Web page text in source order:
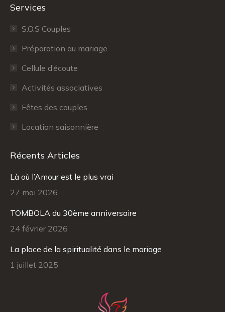
opens
window
opens
window
Services
S.O.S Couples
Préparation au mariage
Cellule d’écoute
Activités associatives
Fêtes des couples
Location saisonnière
Récents Articles
Là où l’Amour est le plus vrai
27 mai 2026
TOMBOLA du 30ème anniversaire
24 février 2026
La place de la spiritualité dans le mariage
1 juillet 2025